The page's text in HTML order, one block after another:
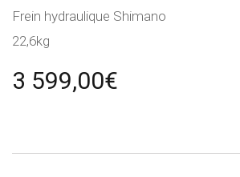
Frein hydraulique Shimano
22,6kg
3 599,00€